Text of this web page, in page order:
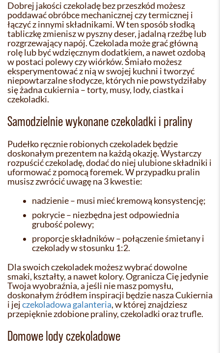
Dobrej jakości czekoladę bez przeszkód możesz
poddawać obróbce mechanicznej czy termicznej i
łączyć z innymi składnikami. W ten sposób słodką
tabliczkę zmienisz w pyszny deser, jadalną rzeźbę lub
rozgrzewający napój. Czekolada może grać główną
rolę lub być wdzięcznym dodatkiem, a nawet ozdobą
w postaci polewy czy wiórków. Śmiało możesz
eksperymentować z nią w swojej kuchni i tworzyć
niepowtarzalne słodycze, których nie powstydziłaby
się żadna cukiernia – torty, musy, lody, ciastka i
czekoladki.
Samodzielnie wykonane czekoladki i praliny
Pudełko ręcznie robionych czekoladek będzie
doskonałym prezentem na każdą okazję. Wystarczy
rozpuścić czekoladę, dodać do niej ulubione składniki i
uformować z pomocą foremek. W przypadku pralin
musisz zwrócić uwagę na 3 kwestie:
nadzienie – musi mieć kremową konsystencję;
pokrycie – niezbędna jest odpowiednia
grubość polewy;
proporcje składników – połączenie śmietany i
czekolady w stosunku 1:2.
Dla swoich czekoladek możesz wybrać dowolne
smaki, kształty, a nawet kolory. Ogranicza Cię jedynie
Twoja wyobraźnia, a jeśli nie masz pomysłu,
doskonałym źródłem inspiracji będzie nasza Cukiernia
i jejczekoladowa galanteria, w której znajdziesz
przepięknie zdobione praliny, czekoladki oraz trufle.
Domowe lody czekoladowe